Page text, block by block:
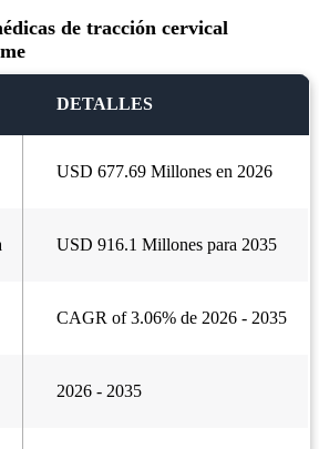
de tracción cervical
DETALLES
USD 677.69 Millones en 2026
USD 916.1 Millones para 2035
CAGR of 3.06% de 2026 - 2035
2026 - 2035